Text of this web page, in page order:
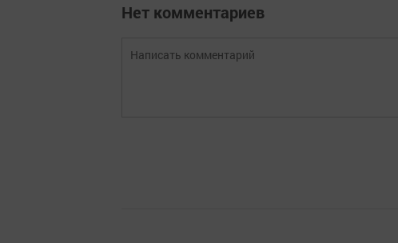
Нет комментариев